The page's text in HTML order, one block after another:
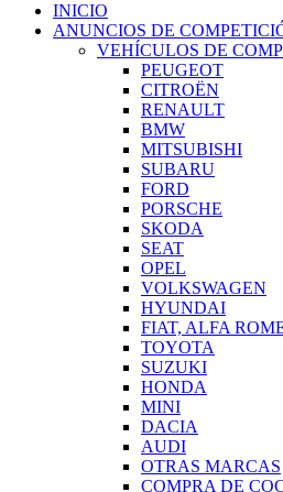
INICIO
ANUNCIOS DE
VEHÍCULOS DE
PEUGEOT
CITROËN
RENAULT
BMW
MITSUBISHI
SUBARU
FORD
PORSCHE
SKODA
SEAT
OPEL
VOLKSWAGEN
HYUNDAI
FIAT, ALFA
TOYOTA
SUZUKI
HONDA
MINI
DACIA
AUDI
OTRAS MARCAS
COMPRA DE